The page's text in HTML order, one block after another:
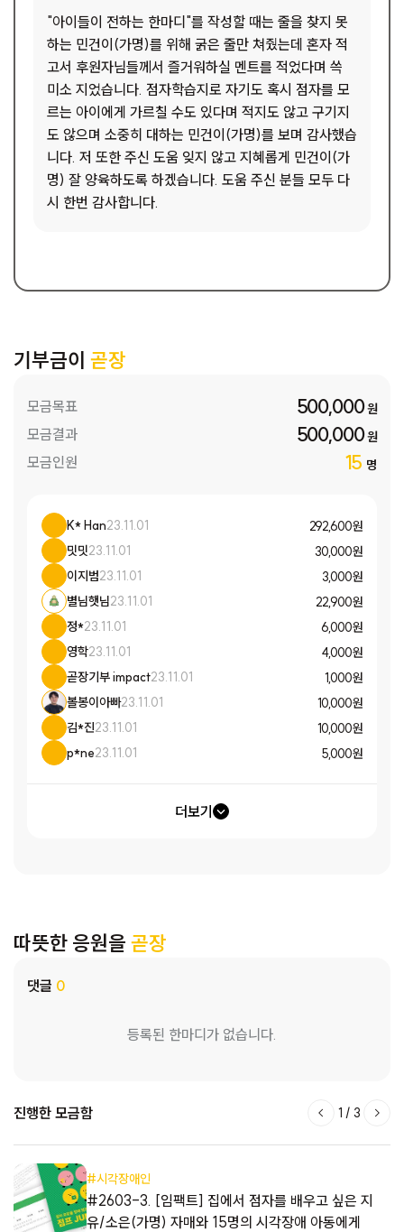
"아이들이 전하는 한마디"를 작성할 때는 줄을 찾지 못
하는 민건이(가명)를 위해 굵은 줄만 쳐줬는데 혼자 적
고서 후원자님들께서 즐거워하실 멘트를 적었다며 쓱
미소 지었습니다. 점자학습지로 자기도 혹시 점자를 모
르는 아이에게 가르칠 수도 있다며 적지도 않고 구기지
도 않으며 소중히 대하는 민건이(가명)를 보며 감사했습
니다. 저 또한 주신 도움 잊지 않고 지혜롭게 민건이(가
명) 잘 양육하도록 하겠습니다. 도움 주신 분들 모두 다
시 한번 감사합니다.
기부금이 곧장
모금목표 500,000원
모금결과 500,000원
모금인원 15 명
K* Han23.11.01
292,600 원
밋밋23.11.01
30,000 원
이지범23.11.01
3,000 원
별님햇님23.11.01
22,900 원
정*23.11.01
6,000 원
영학23.11.01
4,000 원
곧장기부 impact23.11.01
1,000 원
볼봉이아빠23.11.01
10,000 원
김*진23.11.01
10,000 원
p*ne23.11.01 5,000 원
더보기
따뜻한 응원을 곧장
댓글 0
등록된 한마디가 없습니다.
진행한 모금함 1 / 3
#시각장애인
#2603-3. [임팩트] 집에서 점자를 배우고 싶은 지
유/소은(가명) 자매와 15명의 시각장애 아동에게